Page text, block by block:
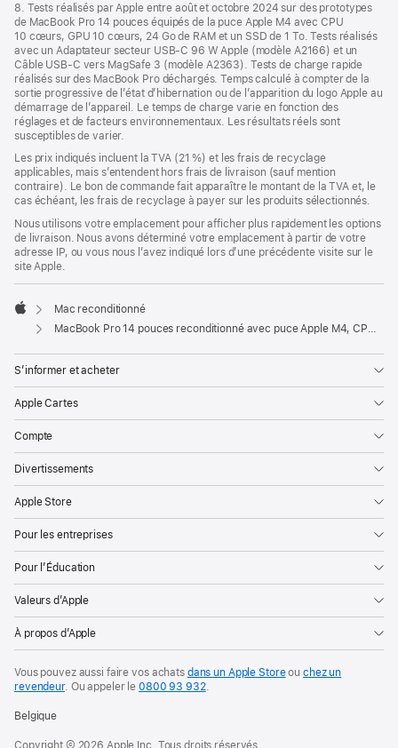
8. Tests réalisés par Apple entre août et octobre 2024 sur des prototypes
de MacBook Pro 14 pouces équipés de la puce Apple M4 avec CPU
10 cœurs, GPU 10 cœurs, 24 Go de RAM et un SSD de 1 To. Tests réalisés
avec un Adaptateur secteur USB-C 96 W Apple (modèle A2166) et un
Câble USB-C vers MagSafe 3 (modèle A2363). Tests de charge rapide
réalisés sur des MacBook Pro déchargés. Temps calculé à compter de la
sortie progressive de l’état d’hibernation ou de l’apparition du logo Apple au
démarrage de l’appareil. Le temps de charge varie en fonction des
réglages et de facteurs environnementaux. Les résultats réels sont
susceptibles de varier.
Les prix indiqués incluent la TVA (21 %) et les frais de recyclage
applicables, mais s’entendent hors frais de livraison (sauf mention
contraire). Le bon de commande fait apparaître le montant de la TVA et, le
cas échéant, les frais de recyclage à payer sur les produits sélectionnés.
Nous utilisons votre emplacement pour afficher plus rapidement les options
de livraison. Nous avons déterminé votre emplacement à partir de votre
adresse IP, ou vous nous l’avez indiqué lors d’une précédente visite sur le
site Apple.
Apple
Mac reconditionné
MacBook Pro 14 pouces reconditionné avec puce Apple M4, CPU 10 cœurs, GPU 10 cœurs et écran nano-texturé - Argent
S’informer et acheter
Apple Cartes
Compte
Divertissements
Apple Store
Pour les entreprises
Pour l’Éducation
Valeurs d’Apple
À propos d’Apple
Vous pouvez aussi faire vos achats dans un Apple Storeouchez un
revendeur. Ouappeler le0800 93 932.
Belgique
Copyright © 2026 Apple Inc. Tous droits réservés.